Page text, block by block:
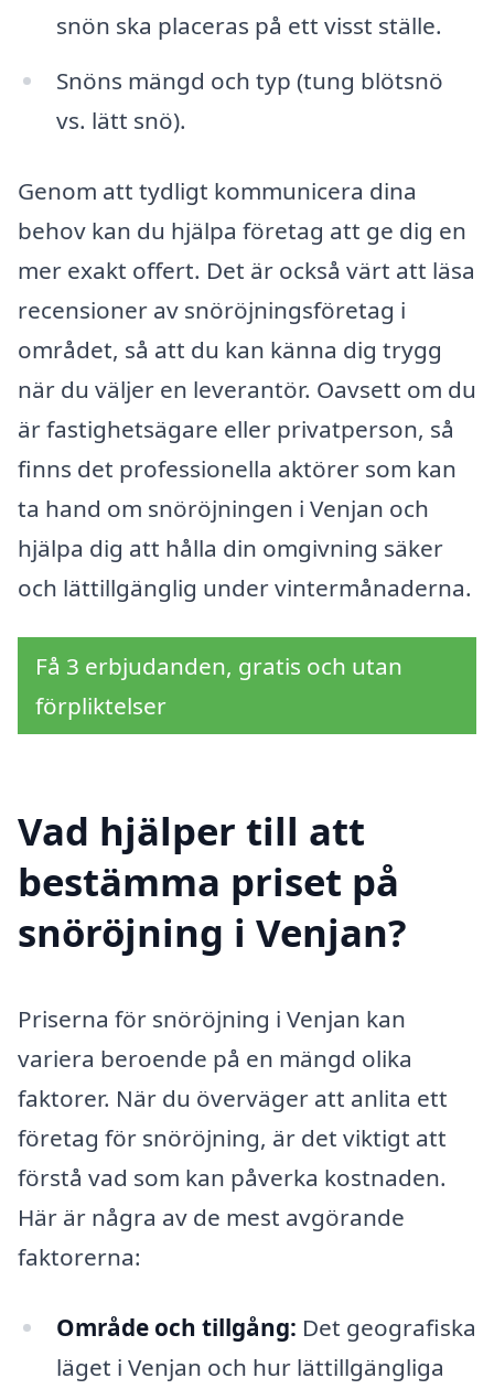
snön ska placeras på ett visst ställe.
Snöns mängd och typ (tung blötsnö
vs. lätt snö).
Genom att tydligt kommunicera dina
behov kan du hjälpa företag att ge dig en
mer exakt offert. Det är också värt att läsa
recensioner av snöröjningsföretag i
området, så att du kan känna dig trygg
när du väljer en leverantör. Oavsett om du
är fastighetsägare eller privatperson, så
finns det professionella aktörer som kan
ta hand om snöröjningen i Venjan och
hjälpa dig att hålla din omgivning säker
och lättillgänglig under vintermånaderna.
Få 3 erbjudanden, gratis och utan
förpliktelser
Vad hjälper till att
bestämma priset på
snöröjning i Venjan?
Priserna för snöröjning i Venjan kan
variera beroende på en mängd olika
faktorer. När du överväger att anlita ett
företag för snöröjning, är det viktigt att
förstå vad som kan påverka kostnaden.
Här är några av de mest avgörande
faktorerna:
Område och tillgång: Det geografiska
läget i Venjan och hur lättillgängliga